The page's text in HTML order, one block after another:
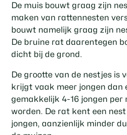
De muis bouwt graag zijn
maken van rattennesten
bouwt namelijk graag zijn
De bruine rat daarentegen
dicht bij de grond.
De grootte van de nestjes is
krijgt vaak meer jongen dan
gemakkelijk 4-16 jongen per
worden. De rat kent een
jongen, aanzienlijk minder